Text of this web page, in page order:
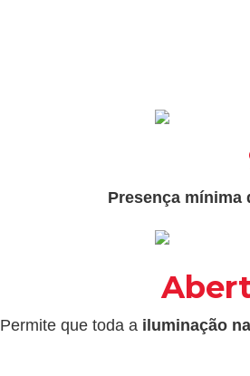
Presença mínima
Permite que toda a iluminação